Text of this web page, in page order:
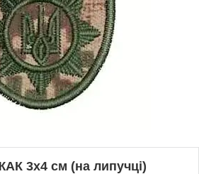
3х4 см (на липучці)